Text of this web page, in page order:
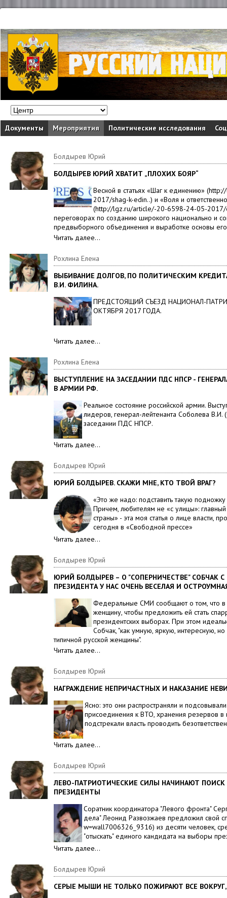
Документы Мероприятия Политические исследования
Болдырев Юрий
БОЛДЫРЕВ ЮРИЙ ХВАТИТ „ПЛОХИХ БОЯР“
Весной в статьях «Шаг к единению»
2017/shag-k-edin..) и «Воля и
(http://lgz.ru/article/-20-6598-24-05-2017/
переговорах по созданию широкого национально и
предвыборного объединения и выработке основы
Читать далее…
Рохлина Елена
ВЫБИВАНИЕ ДОЛГОВ, ПО ПОЛИТИЧЕСКИМ
В.И. ФИЛИНА.
ПРЕДСТОЯЩИЙ СЪЕЗД НАЦИОНАЛ-
ОКТЯБРЯ 2017 ГОДА.
Читать далее…
Рохлина Елена
ВЫСТУПЛЕНИЕ НА ЗАСЕДАНИИ ПДС НПСР -
В АРМИИ РФ.
Реальное состояние российской армии.
лидеров, генерал-лейтенанта Соболева
заседании ПДС НПСР.
Читать далее…
Болдырев Юрий
ЮРИЙ БОЛДЫРЕВ. СКАЖИ МНЕ, КТО ТВОЙ ВРАГ?
«Это же надо: подставить такую
Причем, любителям не «с улицы»:
страны» - эта моя статья о лице власти,
сегодня в «Свободной прессе»
Читать далее…
Болдырев Юрий
ЮРИЙ БОЛДЫРЕВ – О "СОПЕРНИЧЕСТВЕ" СОБЧАК
ПРЕЗИДЕНТА У НАС ОЧЕНЬ ВЕСЕЛАЯ И
Федеральные СМИ сообщают о том, что в
женщину, чтобы предложить ей стать
президентских выборах. При этом
Собчак, "как умную, яркую, интересную,
типичной русской женщины".
Читать далее…
Болдырев Юрий
НАГРАЖДЕНИЕ НЕПРИЧАСТНЫХ И НАКАЗАНИЕ
Ясно: это они распространяли и
присоединения к ВТО, хранения резервов в
подстрекали власть проводить
Читать далее…
Болдырев Юрий
ЛЕВО-ПАТРИОТИЧЕСКИЕ СИЛЫ НАЧИНАЮТ ПОИСК
ПРЕЗИДЕНТЫ
Соратник координатора "Левого фронта"
дела" Леонид Развозжаев предложил свой
w=wall7006326_9316) из десяти человек,
"отыскать" единого кандидата на выборы
Читать далее…
Болдырев Юрий
СЕРЫЕ МЫШИ НЕ ТОЛЬКО ПОЖИРАЮТ ВСЕ